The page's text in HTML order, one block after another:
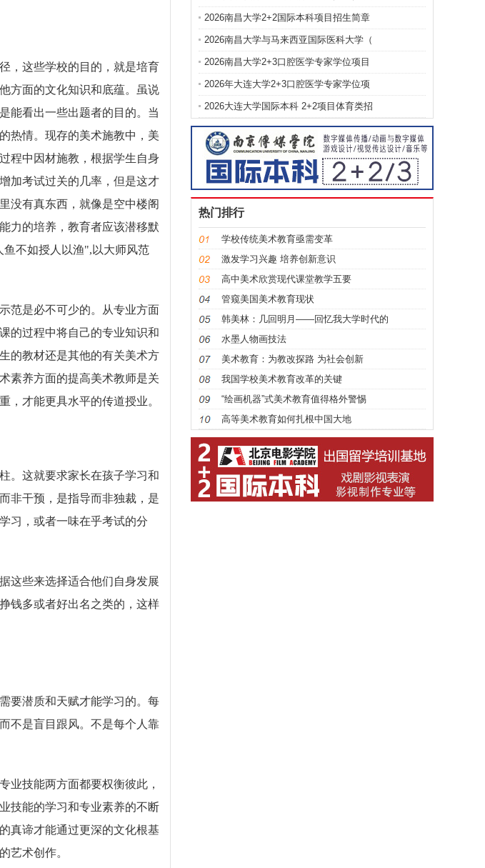
，这些学校的目的，就是培育
方面的文化知识和底蕴。虽说
能看出一些出题者的目的。当
热情。现存的美术施教中，美
程中因材施教，根据学生自身
加考试过关的几率，但是这才
没有真东西，就像是空中楼阁
力的培养，教育者应该潜移默
不如授人以渔",以大师风范
范是必不可少的。从专业方面
的过程中将自己的专业知识和
的教材还是其他的有关美术方
素养方面的提高美术教师是关
，才能更具水平的传道授业。
。这就要求家长在孩子学习和
非干预，是指导而非独裁，是
习，或者一味在乎考试的分
这些来选择适合他们自身发展
钱多或者好出名之类的，这样
要潜质和天赋才能学习的。每
不是盲目跟风。不是每个人靠
业技能两方面都要权衡彼此，
技能的学习和专业素养的不断
真谛才能通过更深的文化根基
艺术创作。
2026南昌大学2+2国际本科项目招生简章
2026南昌大学与马来西亚国际医科大学（
2026南昌大学2+3口腔医学专家学位项目
2026年大连大学2+3口腔医学专家学位项
2026大连大学国际本科 2+2项目体育类招
热门排行
学校传统美术教育亟需变革
激发学习兴趣 培养创新意识
高中美术欣赏现代课堂教学五要
管窥美国美术教育现状
韩美林：几回明月——回忆我大学时代的
水墨人物画技法
美术教育：为教改探路 为社会创新
我国学校美术教育改革的关键
“绘画机器”式美术教育值得格外警惕
高等美术教育如何扎根中国大地